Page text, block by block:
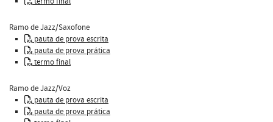
Ramo de Jazz/Saxofone
pauta de prova escrita
pauta de prova prática
termo final
Ramo de Jazz/Voz
pauta de prova escrita
pauta de prova prática